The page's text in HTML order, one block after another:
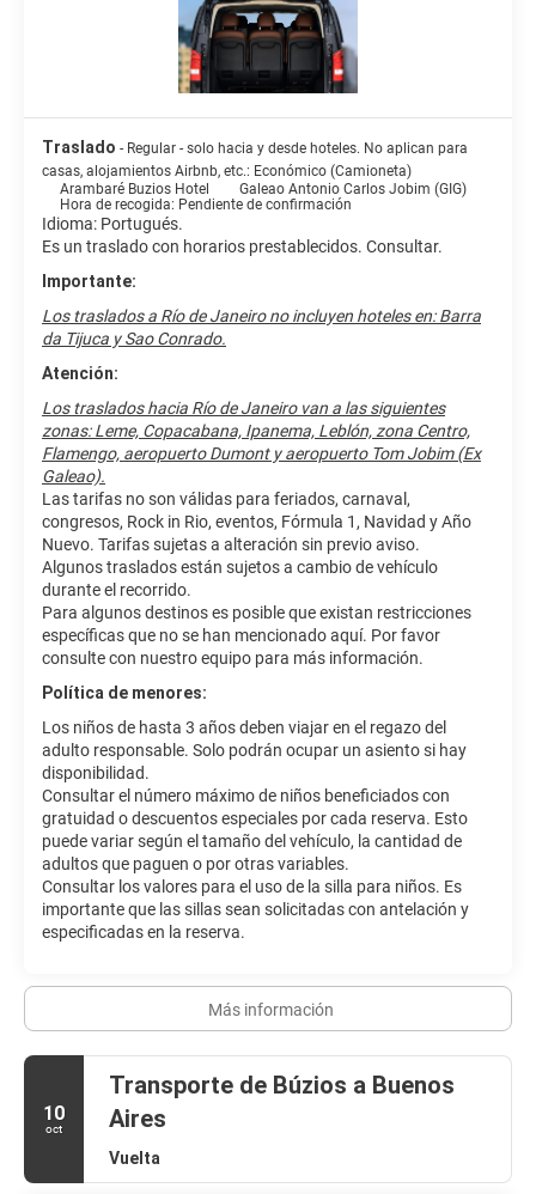
de canales digitales. El cuarto de baño está provisto de ducha y
Este hotel cuenta con una cafetería para tomar algo rápido, pero
una bebida en el bar o lounge o en el bar junto a la piscina. Se
ofrece un desayuno continental gratuito todos los días de 09:00 a
10:00.
Tendrás un servicio de recepción las 24 horas y una caja fuerte en
podrás aprovechar prestaciones como servicio de transporte al
aeropuerto (ida y vuelta) de pago y aparcamiento sin asistencia
gratuito.
Traslado - Regular - solo hacia y desde hoteles. No aplican para
casas, alojamientos Airbnb, etc.: Económico (Camioneta)
Arambaré Buzios Hotel
Galeao Antonio Carlos Jobim (GIG)
Hora de recogida: Pendiente de confirmación
Idioma: Portugués.
Es un traslado con horarios prestablecidos. Consultar.
Importante:
Los traslados a Río de Janeiro no incluyen hoteles en: Barra
da Tijuca y Sao Conrado.
Atención:
Los traslados hacia Río de Janeiro van a las siguientes
zonas: Leme, Copacabana, Ipanema, Leblón, zona Centro,
Flamengo, aeropuerto Dumont y aeropuerto Tom Jobim (Ex
Galeao).
Las tarifas no son válidas para feriados, carnaval,
congresos, Rock in Rio, eventos, Fórmula 1, Navidad y Año
Nuevo. Tarifas sujetas a alteración sin previo aviso.
Algunos traslados están sujetos a cambio de vehículo
durante el recorrido.
Para algunos destinos es posible que existan restricciones
específicas que no se han mencionado aquí. Por favor
consulte con nuestro equipo para más información.
Política de menores:
Los niños de hasta 3 años deben viajar en el regazo del
adulto responsable. Solo podrán ocupar un asiento si hay
disponibilidad.
Consultar el número máximo de niños beneficiados con
gratuidad o descuentos especiales por cada reserva. Esto
puede variar según el tamaño del vehículo, la cantidad de
adultos que paguen o por otras variables.
Consultar los valores para el uso de la silla para niños. Es
importante que las sillas sean solicitadas con antelación y
especificadas en la reserva.
Más información
10
oct
Transporte de Búzios a Buenos
Aires
Vuelta